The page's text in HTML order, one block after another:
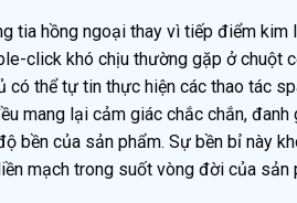
tia hồng ngoại thay vì tiếp điểm
click khó chịu thường gặp ở chuột
có thể tự tin thực hiện các thao tác
mang lại cảm giác chắc chắn,
bền của sản phẩm. Sự bền bỉ này
mạch trong suốt vòng đời của sản